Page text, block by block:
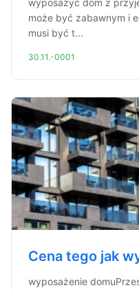
wyposażyć dom z
może być zabawnym i
musi być t...
30.11.-0001
Cena tego jak
wyposażenie